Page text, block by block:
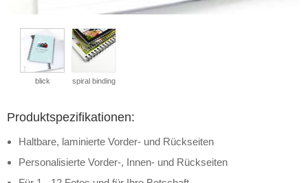
blick spiral binding
Produktspezifikationen:
Haltbare, laminierte Vorder- und Rückseiten
Personalisierte Vorder-, Innen- und Rückseiten